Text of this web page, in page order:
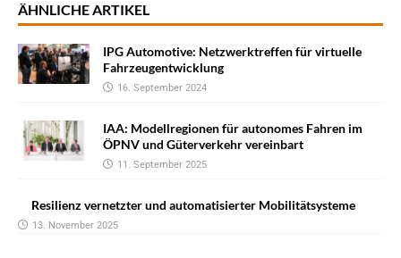
ÄHNLICHE ARTIKEL
IPG Automotive: Netzwerktreffen für virtuelle
Fahrzeugentwicklung
16. September 2024
IAA: Modellregionen für autonomes Fahren im
ÖPNV und Güterverkehr vereinbart
11. September 2025
Resilienz vernetzter und automatisierter Mobilitätsysteme
13. November 2025